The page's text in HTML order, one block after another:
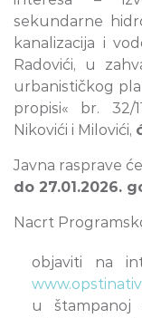
sekundarne
kanalizacija i
Radovići, u
urbanističkog
propisi« br. 32/
Nikovići i Milovići,
Javna rasprave
do 27.01.2026.
Nacrt
objaviti na
u štampanoj